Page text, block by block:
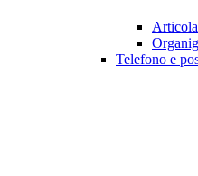
Telefono e